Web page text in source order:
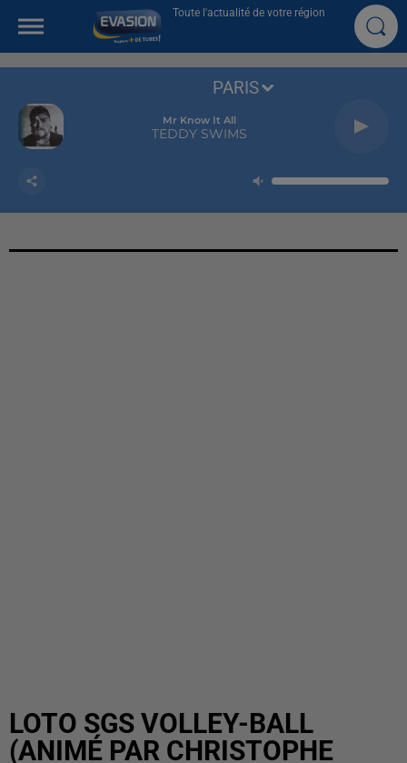
Toute l'actualité de votre région
Mr Know It All
TEDDY SWIMS
PARIS
LOTO SGS VOLLEY-BALL
(ANIMÉ PAR CHRISTOPHE